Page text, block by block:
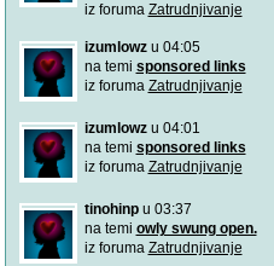
iz foruma Zatrudnjivanje
izumlowzu 04:05
na temi sponsored links
iz foruma Zatrudnjivanje
izumlowzu 04:01
na temi sponsored links
iz foruma Zatrudnjivanje
tinohinpu 03:37
na temi owly swung open.
iz foruma Zatrudnjivanje